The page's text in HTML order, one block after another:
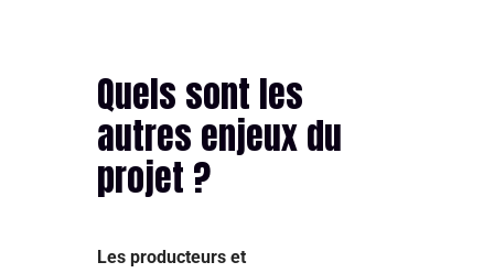
Quels sont les
autres enjeux du
projet ?
Les producteurs et